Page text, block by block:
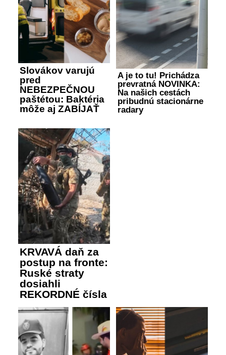
Slovákov varujú
pred
NEBEZPEČNOU
paštétou: Baktéria
môže aj ZABÍJAŤ
A je to tu! Prichádza
prevratná NOVINKA:
Na našich cestách
pribudnú stacionárne
radary
KRVAVÁ daň za
postup na fronte:
Ruské straty
dosiahli
REKORDNÉ čísla